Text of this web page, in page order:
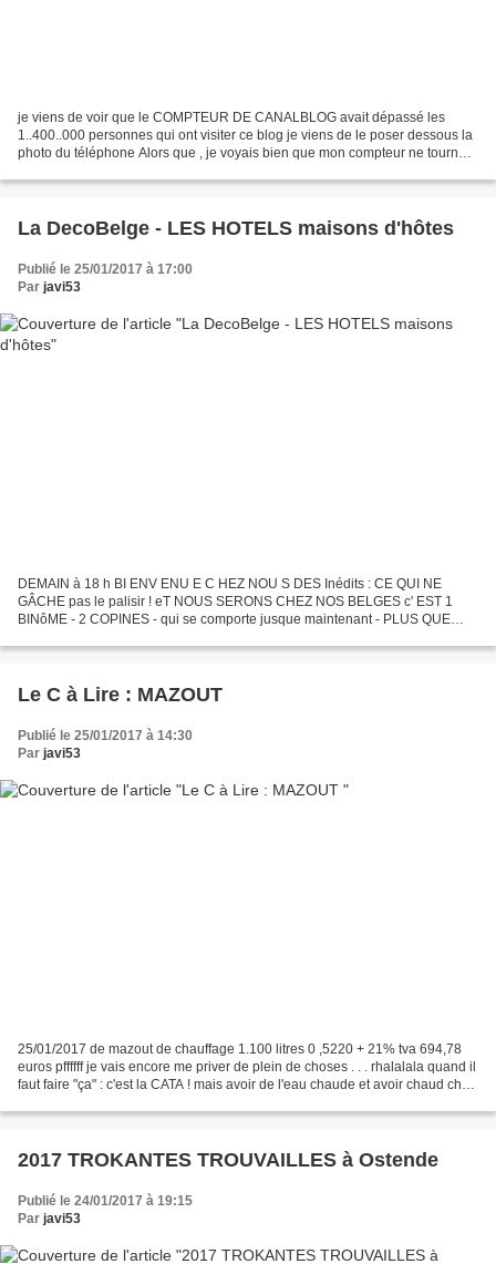
je viens de voir que le COMPTEUR DE CANALBLOG avait dépassé les
1..400..000 personnes qui ont visiter ce blog je viens de le poser dessous la
photo du téléphone Alors que , je voyais bien que mon compteur ne tournait
La DecoBelge - LES HOTELS maisons d'hôtes
Publié le 25/01/2017 à 17:00
Par javi53
DEMAIN à 18 h BI ENV ENU E C HEZ NOU S DES Inédits : CE QUI NE
GÂCHE pas le palisir ! eT NOUS SERONS CHEZ NOS BELGES c' EST 1
BINôME - 2 COPINES - qui se comporte jusque maintenant - PLUS QUE
Le C à Lire : MAZOUT
Publié le 25/01/2017 à 14:30
Par javi53
25/01/2017 de mazout de chauffage 1.100 litres 0 ,5220 + 21% tva 694,78
euros pffffff je vais encore me priver de plein de choses . . . rhalalala quand il
faut faire "ça" : c'est la CATA ! mais avoir de l'eau chaude et avoir chaud chez
2017 TROKANTES TROUVAILLES à Ostende
Publié le 24/01/2017 à 19:15
Par javi53